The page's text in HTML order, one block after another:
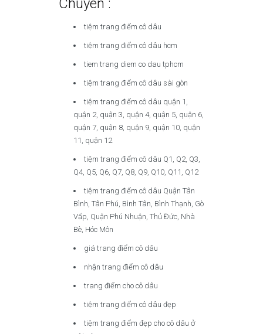
Chuyên :
tiệm trang điểm cô dâu
tiệm trang điểm cô dâu hcm
tiem trang diem co dau tphcm
tiệm trang điểm cô dâu sài gòn
tiệm trang điểm cô dâu quận 1,
quận 2, quận 3, quận 4, quận 5, quận 6,
quận 7, quận 8, quận 9, quận 10, quận
11, quận 12
tiệm trang điểm cô dâu Q1, Q2, Q3,
Q4, Q5, Q6, Q7, Q8, Q9, Q10, Q11, Q12
tiệm trang điểm cô dâu Quận Tân
Bình, Tân Phú, Bình Tân, Bình Thạnh, Gò
Vấp, Quận Phú Nhuận, Thủ Đức, Nhà
Bè, Hóc Môn
giá trang điểm cô dâu
nhận trang điểm cô dâu
trang điểm cho cô dâu
tiệm trang điểm cô dâu đẹp
tiệm trang điểm đẹp cho cô dâu ở